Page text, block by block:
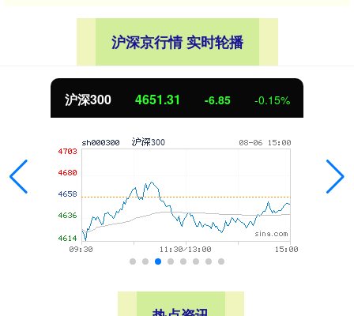
沪深京行情 实时轮播
沪深300 4651.31 -6.85 -0.15%